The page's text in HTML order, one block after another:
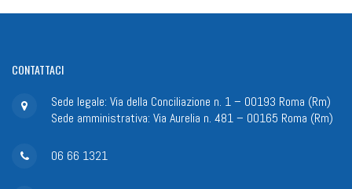
CONTATTACI
Sede legale: Via della Conciliazione n. 1 – 00193 Roma (Rm)
Sede amministrativa: Via Aurelia n. 481 – 00165 Roma (Rm)
06 66 1321